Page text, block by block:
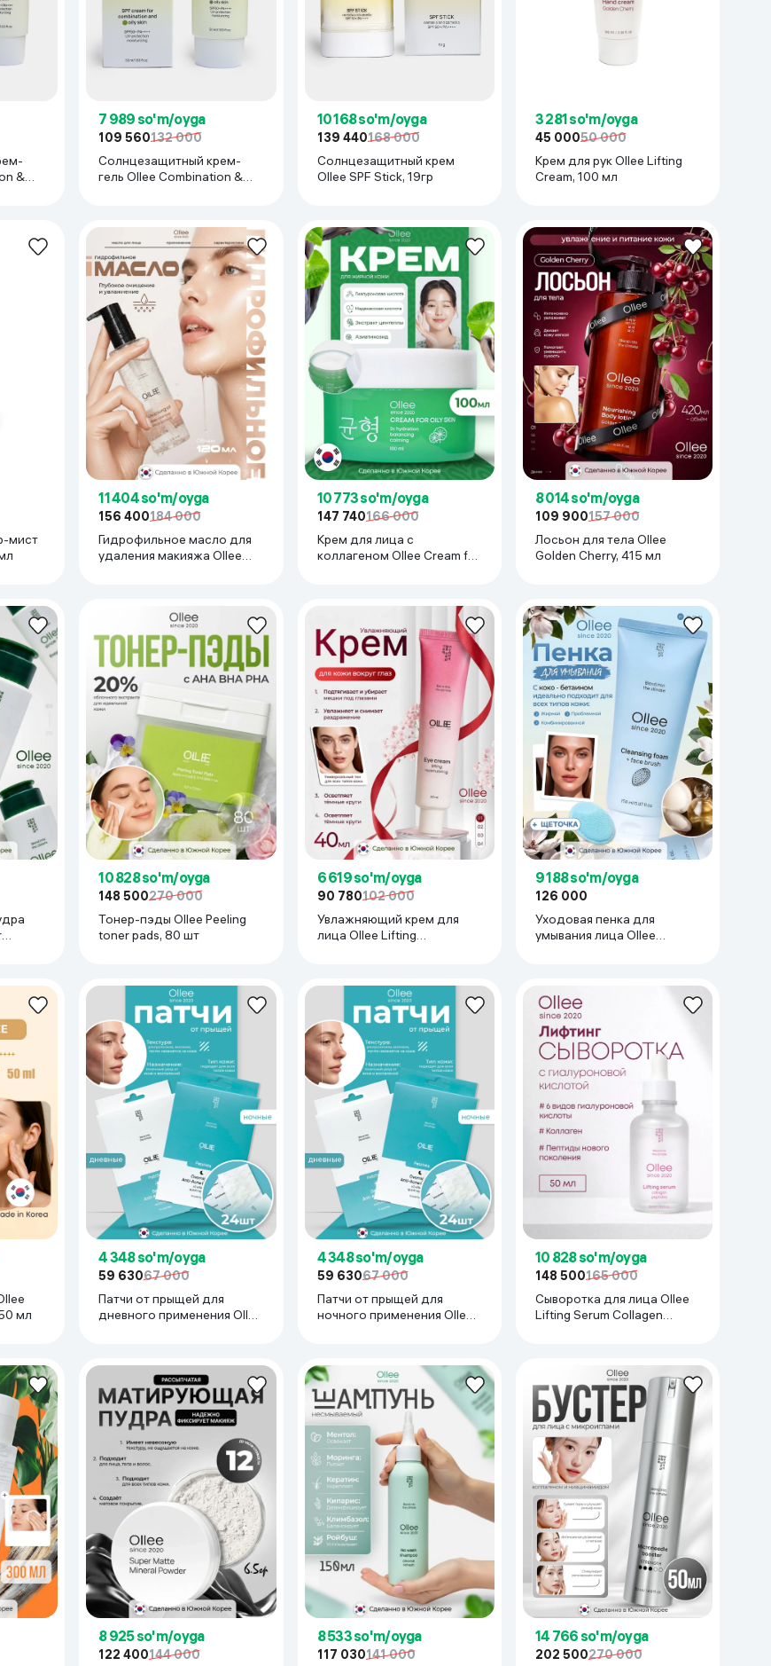
Kameralar
&
7 989 so'm/oyga
109 560132 000
Солнцезащитный крем-
гель Ollee Combination &
10 168 so'm/oyga
139 440168 000
Солнцезащитный крем
Ollee SPF Stick, 19гр
3 281 so'm/oyga
45 00050 000
Крем для рук Ollee Lifting
Cream, 100 мл
мист
11 404 so'm/oyga
156 400184 000
Гидрофильное масло для
удаления макияжа Ollee
10 773 so'm/oyga
147 740166 000
Крем для лица с
коллагеном Ollee Cream for
8 014 so'm/oyga
109 900157 000
Лосьон для тела Ollee
Golden Cherry, 415 мл
10 828 so'm/oyga
148 500270 000
Тонер-пэды Ollee Peeling
toner pads, 80 шт
6 619 so'm/oyga
90 780102 000
Увлажняющий крем для
лица Ollee Lifting
9 188 so'm/oyga
126 000
Уходовая пенка для
умывания лица Ollee
мл
4 348 so'm/oyga
59 63067 000
Патчи от прыщей для
дневного применения Ollee
4 348 so'm/oyga
59 63067 000
Патчи от прыщей для
ночного применения Ollee
10 828 so'm/oyga
148 500165 000
Сыворотка для лица Ollee
Lifting Serum Collagen
8 925 so'm/oyga
122 400144 000
8 533 so'm/oyga
117 030141 000
14 766 so'm/oyga
202 500270 000